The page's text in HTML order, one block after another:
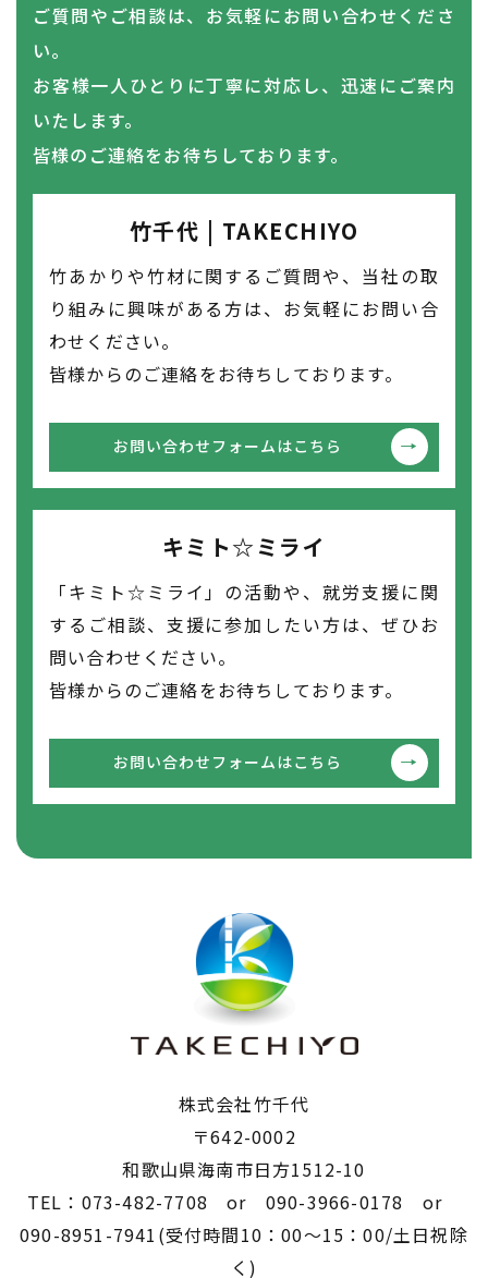
ご質問やご相談は、お気軽にお問い合わせくださ
い。
​​​​​​​お客様一人ひとりに丁寧に対応し、迅速にご案内
いたします。
皆様のご連絡をお待ちしております。
竹千代 | TAKECHIYO
竹あかりや竹材に関するご質問や、当社の取
り組みに興味がある方は、お気軽にお問い合
わせください。
皆様からのご連絡をお待ちしております。
お問い合わせフォームはこちら
キミト☆ミライ
「キミト☆ミライ」の活動や、就労支援に関
するご相談、支援に参加したい方は、ぜひお
問い合わせください。
皆様からのご連絡をお待ちしております。
お問い合わせフォームはこちら
株式会社竹千代
〒642-0002
​​​​​​​和歌山県海南市日方1512-10
TEL：073-482-7708 or 090-3966-0178 or
090-8951-7941(受付時間10：00～15：00/土日祝除
く)